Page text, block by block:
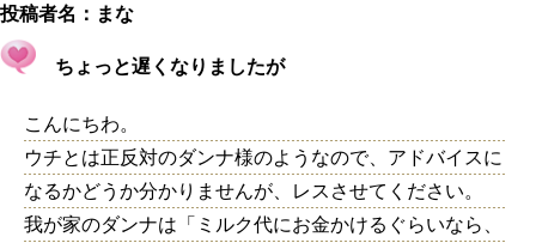
投稿者名： まな
ちょっと遅くなりましたが
こんにちわ。
ウチとは正反対のダンナ様のようなので、アドバイスに
なるかどうか分かりませんが、レスさせてください。
我が家のダンナは「ミルク代にお金かけるぐらいなら、